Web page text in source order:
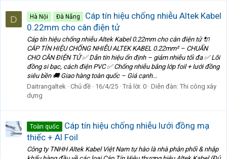
D Hà Nội Đà Nẵng
Cáp tín hiệu chống nhiễu Altek Kabel
0.22mm cho cân điện tử
Cáp tín hiệu chống nhiễu Altek Kabel 0.22mm cho cân điện tử 🔌
CÁP TÍN HIỆU CHỐNG NHIỄU ALTEK KABEL 0.22mm² – CHUẨN
CHO CÂN ĐIỆN TỬ ✅ Dẫn tín hiệu ổn định – giảm nhiễu tối đa ✅ Lõi
đồng si bạc, cách điện PVC ✅ Chống nhiễu bằng lớp foil + lưới đồng
siêu bền 🚚 Giao hàng toàn quốc – Giá cạnh...
Daitrangaltek Chủ đề 16/4/25 Trả lời: 0 Diễn đàn: Thi công xây
dựng
Toàn quốc
Cáp tín hiệu chống nhiễu lưới đồng mạ
thiếc + Al Foil
Công ty TNHH Altek Kabel Việt Nam tự hào là nhà phân phối & nhập